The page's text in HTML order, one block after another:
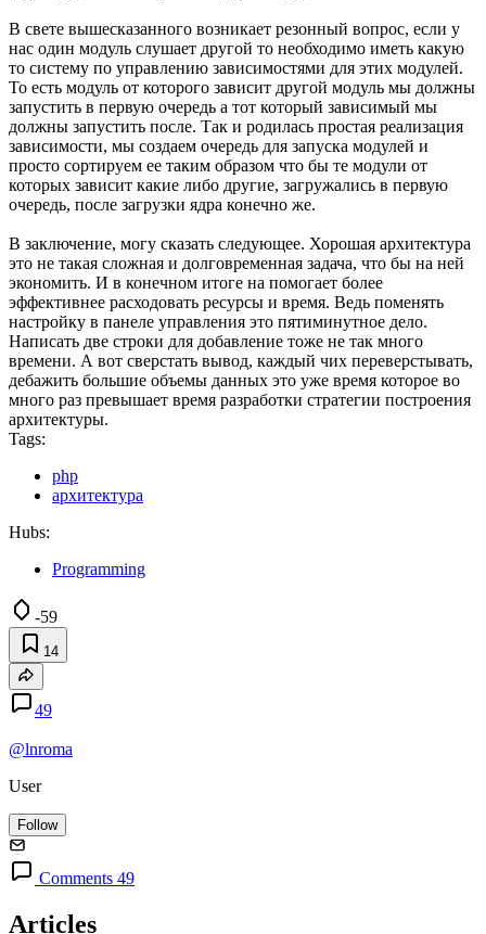
В свете вышесказанного возникает резонный вопрос, если у
нас один модуль слушает другой то необходимо иметь какую
то систему по управлению зависимостями для этих модулей.
То есть модуль от которого зависит другой модуль мы должны
запустить в первую очередь а тот который зависимый мы
должны запустить после. Так и родилась простая реализация
зависимости, мы создаем очередь для запуска модулей и
просто сортируем ее таким образом что бы те модули от
которых зависит какие либо другие, загружались в первую
очередь, после загрузки ядра конечно же.
В заключение, могу сказать следующее. Хорошая архитектура
это не такая сложная и долговременная задача, что бы на ней
экономить. И в конечном итоге на помогает более
эффективнее расходовать ресурсы и время. Ведь поменять
настройку в панеле управления это пятиминутное дело.
Написать две строки для добавление тоже не так много
времени. А вот сверстать вывод, каждый чих переверстывать,
дебажить большие объемы данных это уже время которое во
много раз превышает время разработки стратегии построения
архитектуры.
Tags:
php
архитектура
Hubs:
Programming
-59
14
49
@lnroma
User
Follow
Comments 49
Articles